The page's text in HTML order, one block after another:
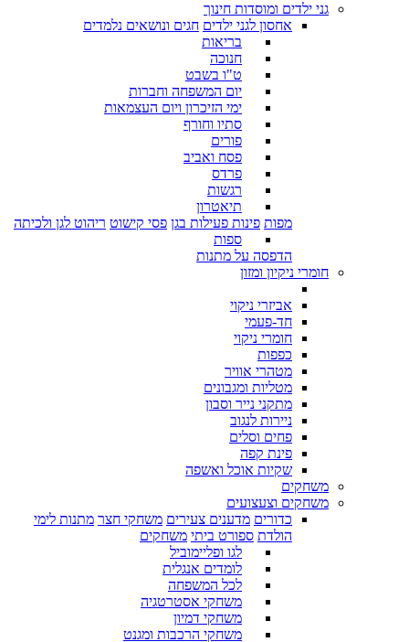
גני ילדים ומוסדות חינוך
אחסון לגני ילדים חגים ונושאים נלמדים
בריאות
חנוכה
ט"ו בשבט
יום המשפחה וחברות
ימי הזיכרון ויום העצמאות
סתיו וחורף
פורים
פסח ואביב
פרדס
רגשות
תיאטרון
מפות פינות פעילות בגן פסי קישוט ריהוט לגן ולכיתה
ספות
הדפסה על מתנות
חומרי ניקיון ומזון
אביזרי ניקוי
חד-פעמי
חומרי ניקוי
כפפות
מטהרי אוויר
מטליות ומגבונים
מתקני נייר וסבון
ניירות לנגוב
פחים וסלים
פינת קפה
שקיות אוכל ואשפה
משחקים
משחקים וצעצועים
כדורים מדענים צעירים משחקי חצר מתנות לימי
הולדת ספורט ביתי משחקים
לגו ופליימוביל
לומדים אנגלית
לכל המשפחה
משחקי אסטרטגיה
משחקי דמיון
משחקי הרכבות ומגנט